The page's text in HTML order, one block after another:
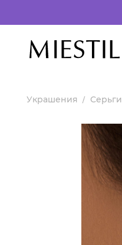
Украшения Серьги